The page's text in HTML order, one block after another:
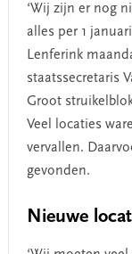
‘Wij zijn er nog
alles per 1
Lenferink
staatssecretaris
Groot
Veel locaties
vervallen.
gevonden.
Nieuwe